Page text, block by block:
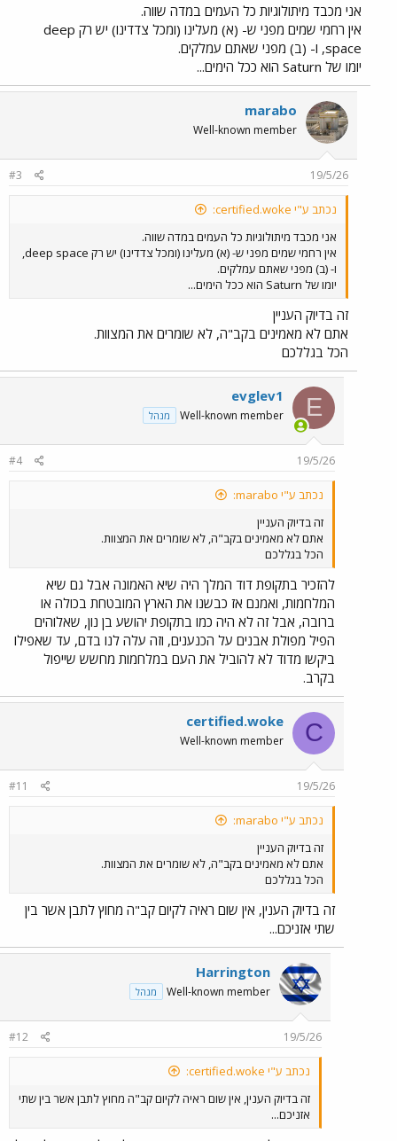
אני מכבד מיתולוגיות כל העמים במדה שווה.
אין רחמי שמים מפני ש- (א) מעלינו (ומכל צדדינו) יש רק deep
space, ו- (ב) מפני שאתם עמלקים.
יומו של Saturn הוא ככל הימים...
marabo
Well-known member
19/5/26
#3
נכתב ע"י certified.woke:
אני מכבד מיתולוגיות כל העמים במדה שווה.
אין רחמי שמים מפני ש- (א) מעלינו (ומכל צדדינו) יש רק deep space,
ו- (ב) מפני שאתם עמלקים.
יומו של Saturn הוא ככל הימים...
זה בדיוק העניין
אתם לא מאמינים בקב"ה, לא שומרים את המצוות.
הכל בגללכם
E
evglev1
Well-known member מנהל
19/5/26
#4
נכתב ע"י marabo:
זה בדיוק העניין
אתם לא מאמינים בקב"ה, לא שומרים את המצוות.
הכל בגללכם
להזכיר בתקופת דוד המלך היה שיא האמונה אבל גם שיא
המלחמות, ואמנם אז כבשנו את הארץ המובטחת בכולה או
ברובה, אבל זה לא היה כמו בתקופת יהושע בן נון, שאלוהים
הפיל מפולת אבנים על הכנענים, וזה עלה לנו בדם, עד שאפילו
ביקשו מדוד לא להוביל את העם במלחמות מחשש שייפול
בקרב.
C
certified.woke
Well-known member
19/5/26
#11
נכתב ע"י marabo:
זה בדיוק העניין
אתם לא מאמינים בקב"ה, לא שומרים את המצוות.
הכל בגללכם
זה בדיוק הענין, אין שום ראיה לקיום קב"ה מחוץ לתבן אשר בין
שתי אזניכם...
Harrington
Well-known member מנהל
19/5/26
#12
נכתב ע"י certified.woke:
זה בדיוק הענין, אין שום ראיה לקיום קב"ה מחוץ לתבן אשר בין שתי
אזניכם...